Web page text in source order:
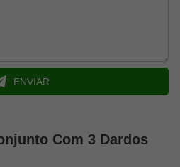
ENVIAR
Com 3 Dardos